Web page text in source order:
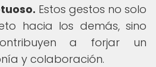
Estos gestos no solo
hacia los demás, sino
a forjar un
y colaboración.